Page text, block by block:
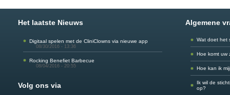
Het laatste Nieuws
Digitaal spelen met de CliniClowns via nieuwe app
08/30/2016 - 13:36
Rocking Benefiet Barbecue
08/04/2016 - 20:55
Volg ons via
Algemene
Wat doet het
Hoe komt uw
Hoe kan ik
Ik wil de
op?